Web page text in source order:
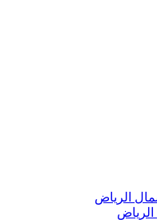
الرياض